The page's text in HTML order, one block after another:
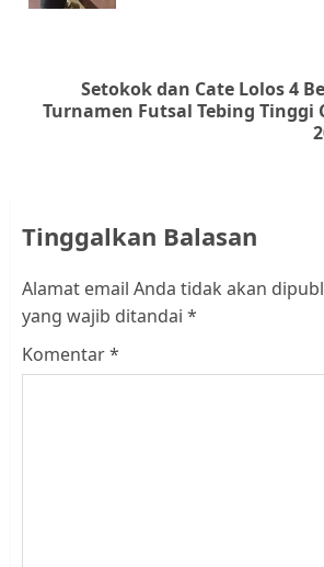
Next
Setokok dan Cate Lolos 4
Turnamen Futsal Tebing Tinggi
Tinggalkan Balasan
Alamat email Anda tidak akan
yang wajib ditandai *
Komentar*